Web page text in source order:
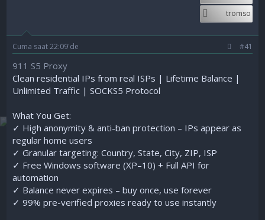
n
i
tromso
Cuma saat 22:09'de #41
911 S5 Proxy
Clean residential IPs from real ISPs | Lifetime Balance |
Unlimited Traffic | SOCKS5 Protocol
What You Get:
✓ High anonymity & anti-ban protection – IPs appear as
regular home users
✓ Granular targeting: Country, State, City, ZIP, ISP
✓ Free Windows software (XP–10) + Full API for
automation
✓ Balance never expires – buy once, use forever
✓ 99% pre-verified proxies ready to use instantly